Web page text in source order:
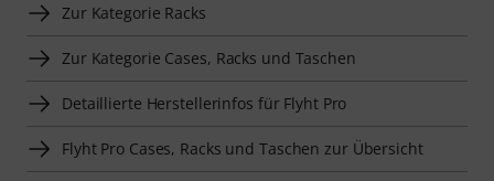
Zur Kategorie Racks
Zur Kategorie Cases, Racks und Taschen
Detaillierte Herstellerinfos für Flyht Pro
Flyht Pro Cases, Racks und Taschen zur Übersicht